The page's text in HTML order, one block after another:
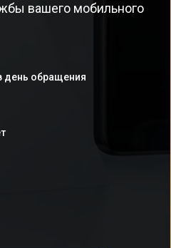
вашего мобильного
день обращения